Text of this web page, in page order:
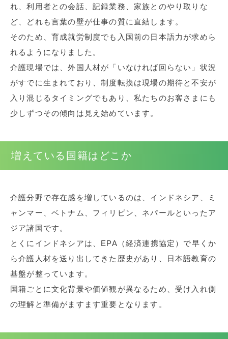
れ、利用者との会話、記録業務、家族とのやり取りな
ど、どれも言葉の壁が仕事の質に直結します。
そのため、育成就労制度でも入国前の日本語力が求めら
れるようになりました。
介護現場では、外国人材が「いなければ回らない」状況
がすでに生まれており、制度転換は現場の期待と不安が
入り混じるタイミングでもあり、私たちのお客さまにも
少しずつその傾向は見え始めています。
増えている国籍はどこか
介護分野で存在感を増しているのは、インドネシア、ミ
ャンマー、ベトナム、フィリピン、ネパールといったア
ジア諸国です。
とくにインドネシアは、EPA（経済連携協定）で早くか
ら介護人材を送り出してきた歴史があり、日本語教育の
基盤が整っています。
国籍ごとに文化背景や価値観が異なるため、受け入れ側
の理解と準備がますます重要となります。